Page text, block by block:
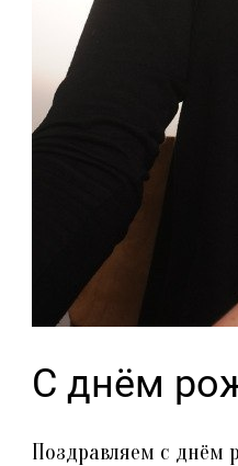
С днём
Поздравляем с днём